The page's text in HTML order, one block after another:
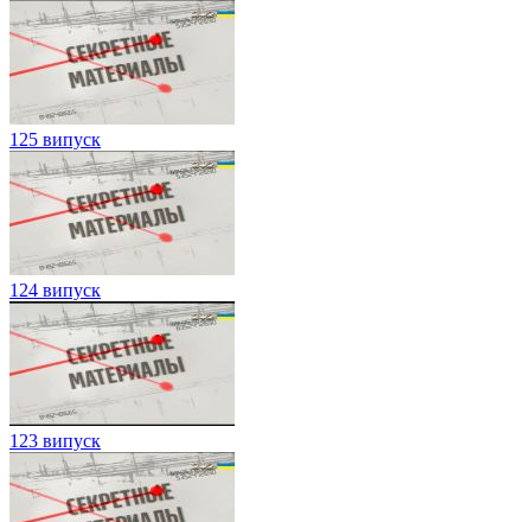
125 випуск
124 випуск
123 випуск